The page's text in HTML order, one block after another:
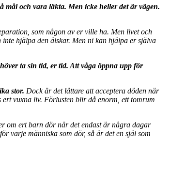
och vara läkta. Men icke heller det är vägen.
som någon av er ville ha. Men livet och
hjälpa den älskar. Men ni kan hjälpa er själva
ta sin tid, er tid. Att våga öppna upp för
stor. Dock är det lättare att acceptera döden när
vuxna liv. Förlusten blir då enorm, ett tomrum
om ert barn dör när det endast är några dagar
varje människa som dör, så är det en själ som